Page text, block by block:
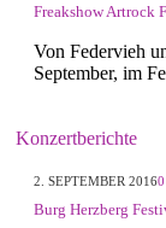
Freakshow Artrock
Von Federvieh
September, im
Konzertberichte
2. SEPTEMBER 20160
Burg Herzberg